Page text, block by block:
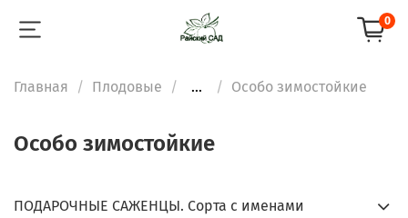
0
Главная Плодовые ... Особо зимостойкие
Особо зимостойкие
ПОДАРОЧНЫЕ САЖЕНЦЫ. Сорта с именами